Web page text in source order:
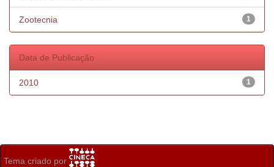
1
Zootecnia
Data de Publicação
1
2010
Tema criado por